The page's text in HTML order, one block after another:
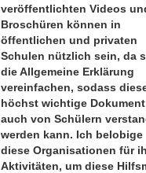
veröffentlichten Videos
Broschüren können in
öffentlichen und privaten
Schulen nützlich sein, da
die Allgemeine Erklärung
vereinfachen, sodass
höchst wichtige Dokument
auch von Schülern
werden kann. Ich belobige
diese Organisationen für
Aktivitäten, um diese